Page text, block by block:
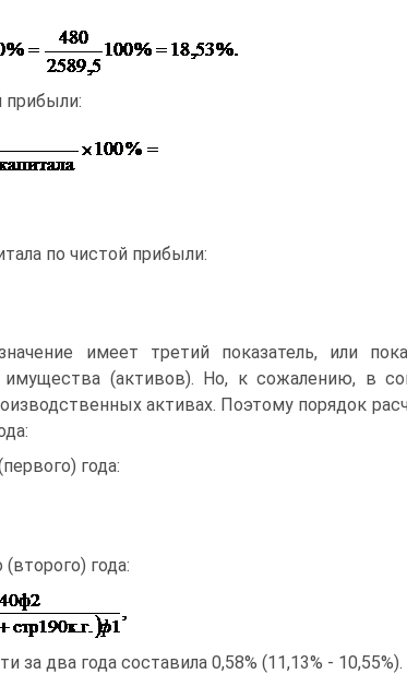
прибыли:
по чистой прибыли:
имеет третий показатель, или
имущества (активов). Но, к сожалению, в
активах. Поэтому порядок
года:
года:
за два года составила 0,58% (11,13% - 10,55%).